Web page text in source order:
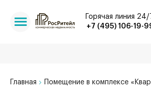
+7 (495) 106-19-
Горячая линия 24/
Главная Помещение в комплексе